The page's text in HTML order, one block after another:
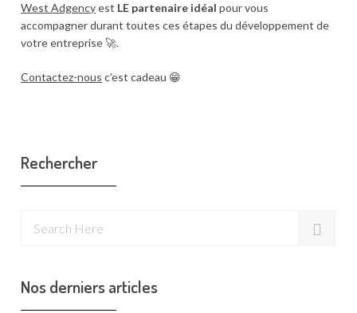
West Adgencyest LE partenaire idéal pour vous
accompagner durant toutes ces étapes du développement de
votre entreprise 🚀.
Contactez-nous c’est cadeau 😁
Rechercher
Nos derniers articles